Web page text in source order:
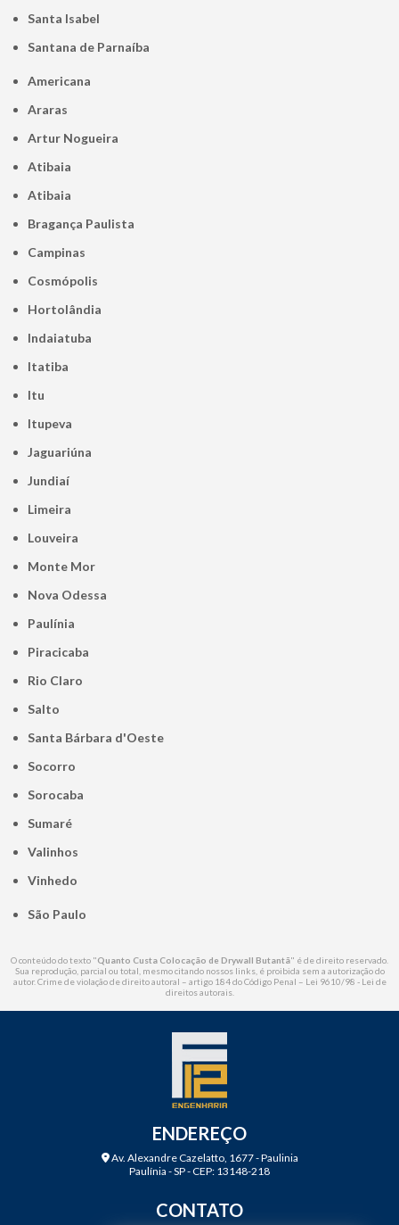
Santa Isabel
Santana de Parnaíba
Americana
Araras
Artur Nogueira
Atibaia
Atibaia
Bragança Paulista
Campinas
Cosmópolis
Hortolândia
Indaiatuba
Itatiba
Itu
Itupeva
Jaguariúna
Jundiaí
Limeira
Louveira
Monte Mor
Nova Odessa
Paulínia
Piracicaba
Rio Claro
Salto
Santa Bárbara d'Oeste
Socorro
Sorocaba
Sumaré
Valinhos
Vinhedo
São Paulo
O conteúdo do texto "Quanto Custa Colocação de Drywall Butantã" é de direito reservado.
Sua reprodução, parcial ou total, mesmo citando nossos links, é proibida sem a autorização do
autor. Crime de violação de direito autoral – artigo 184 do Código Penal – Lei 9610/98 - Lei de
direitos autorais.
ENDEREÇO
Av. Alexandre Cazelatto, 1677 - Paulinia
Paulínia - SP - CEP: 13148-218
CONTATO